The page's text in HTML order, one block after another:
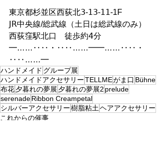
東京都杉並区西荻北𝟥-𝟣𝟥-𝟣𝟣-1F
𝖩𝖱中央線/総武線（土日は総武線のみ）
西荻窪駅北口　徒歩約𝟦分
━……‥‥・‥‥……━━……‥‥・
‥‥……━
ハンドメイド グループ展
ハンドメイドアクセサリーTELLMEがま口 Bühne
布花夕暮れの夢展 夕暮れの夢展2 prelude
serenadeRibbon Creampetal
シルバーアクセサリー樹脂粘土ヘアアクセサリー
これからの催事